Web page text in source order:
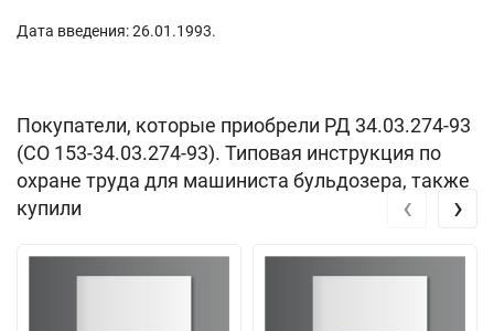
Дата введения: 26.01.1993.
Покупатели, которые приобрели РД 34.03.274-93
(СО 153-34.03.274-93). Типовая инструкция по
охране труда для машиниста бульдозера, также
купили
‹ ›